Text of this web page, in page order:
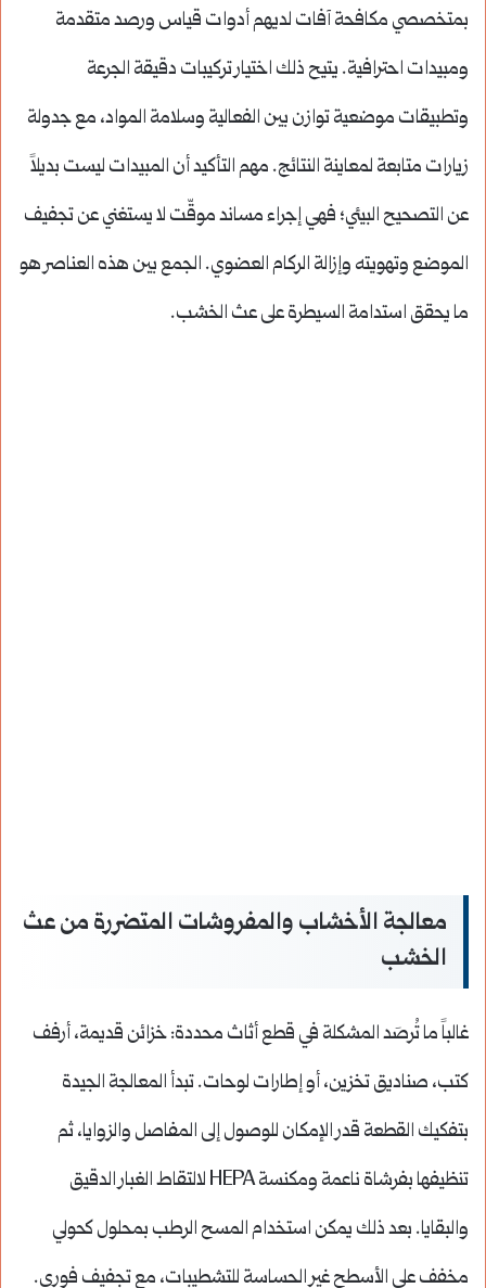
بمتخصصي مكافحة آفات لديهم أدوات قياس ورصد متقدمة
ومبيدات احترافية. يتيح ذلك اختيار تركيبات دقيقة الجرعة
وتطبيقات موضعية توازن بين الفعالية وسلامة المواد، مع جدولة
زيارات متابعة لمعاينة النتائج. مهم التأكيد أن المبيدات ليست بديلاً
عن التصحيح البيئي؛ فهي إجراء مساند موقّت لا يستغني عن تجفيف
الموضع وتهويته وإزالة الركام العضوي. الجمع بين هذه العناصر هو
ما يحقق استدامة السيطرة على عث الخشب.
معالجة الأخشاب والمفروشات المتضررة من عث
الخشب
غالباً ما تُرصَد المشكلة في قطع أثاث محددة: خزائن قديمة، أرفف
كتب، صناديق تخزين، أو إطارات لوحات. تبدأ المعالجة الجيدة
بتفكيك القطعة قدر الإمكان للوصول إلى المفاصل والزوايا، ثم
تنظيفها بفرشاة ناعمة ومكنسة HEPA لالتقاط الغبار الدقيق
والبقايا. بعد ذلك يمكن استخدام المسح الرطب بمحلول كحولي
مخفف على الأسطح غير الحساسة للتشطيبات، مع تجفيف فوري.